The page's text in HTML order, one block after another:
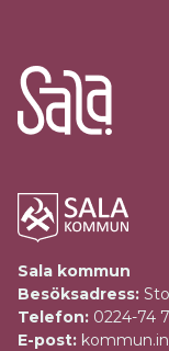
Sala kommun
Besöksadress:
Telefon: 0224-74
E-post: